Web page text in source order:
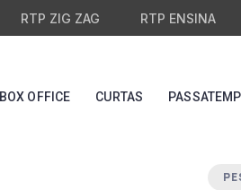
RTP ZIG ZAG RTP ENSINA
BOX OFFICE CURTAS